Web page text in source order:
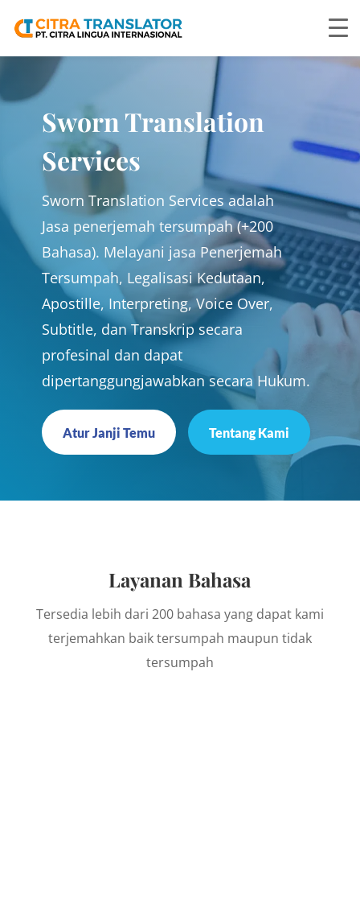
Sworn Translation
Services
Sworn Translation Services adalah
Jasa penerjemah tersumpah (+200
Bahasa). Melayani jasa Penerjemah
Tersumpah, Legalisasi Kedutaan,
Apostille, Interpreting, Voice Over,
Subtitle, dan Transkrip secara
profesinal dan dapat
dipertanggungjawabkan secara Hukum.
Atur Janji Temu Tentang Kami
Layanan Bahasa
Tersedia lebih dari 200 bahasa yang dapat kami
terjemahkan baik tersumpah maupun tidak
tersumpah